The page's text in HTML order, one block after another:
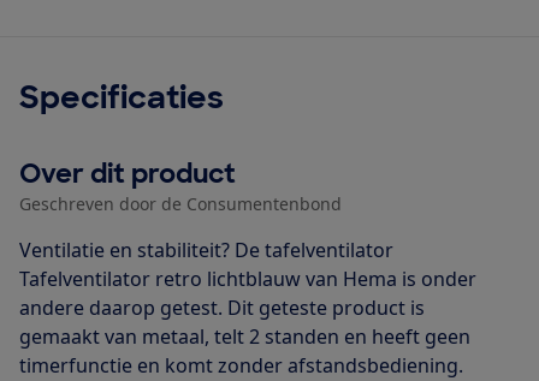
Specificaties
Over dit product
Geschreven door de Consumentenbond
Ventilatie en stabiliteit? De tafelventilator
Tafelventilator retro lichtblauw van Hema is onder
andere daarop getest. Dit geteste product is
gemaakt van metaal, telt 2 standen en heeft geen
timerfunctie en komt zonder afstandsbediening.